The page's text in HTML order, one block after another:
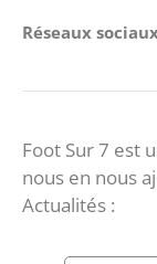
Réseaux
Foot Sur 7 est
nous en nous
Actualités :